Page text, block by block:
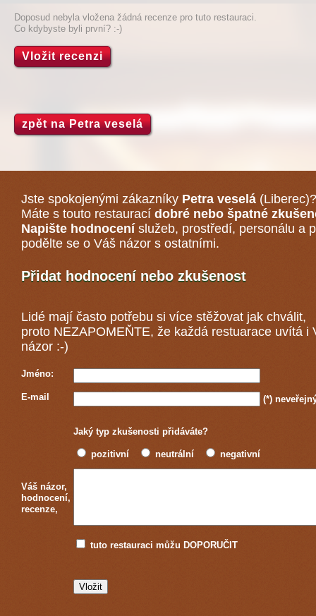
Doposud nebyla vložena žádná recenze pro tuto restauraci.
Co kdybyste byli první? :-)
Vložit recenzi
zpět na Petra veselá
Jste spokojenými zákazníky Petra veselá (Liberec)?
Máte s touto restaurací dobré nebo špatné
Napište hodnocení služeb, prostředí, personálu a
podělte se o Váš názor s ostatními.
Přidat hodnocení nebo zkušenost
Lidé mají často potřebu si více stěžovat jak chválit,
proto NEZAPOMEŇTE, že každá restuarace uvítá i
názor :-)
Jméno:
E-mail (*)
Jaký typ zkušenosti přidáváte?
pozitivní neutrální negativní
Váš názor,
hodnocení,
recenze,
tuto restauraci můžu DOPORUČIT